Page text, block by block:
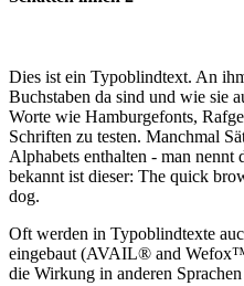
Dies ist ein Typoblindtext. An
Buchstaben da sind und wie sie
Worte wie Hamburgefonts,
Schriften zu testen. Manchmal
Alphabets enthalten - man nennt
bekannt ist dieser: The quick
dog.
Oft werden in Typoblindtexte
eingebaut (AVAIL® and
die Wirkung in anderen